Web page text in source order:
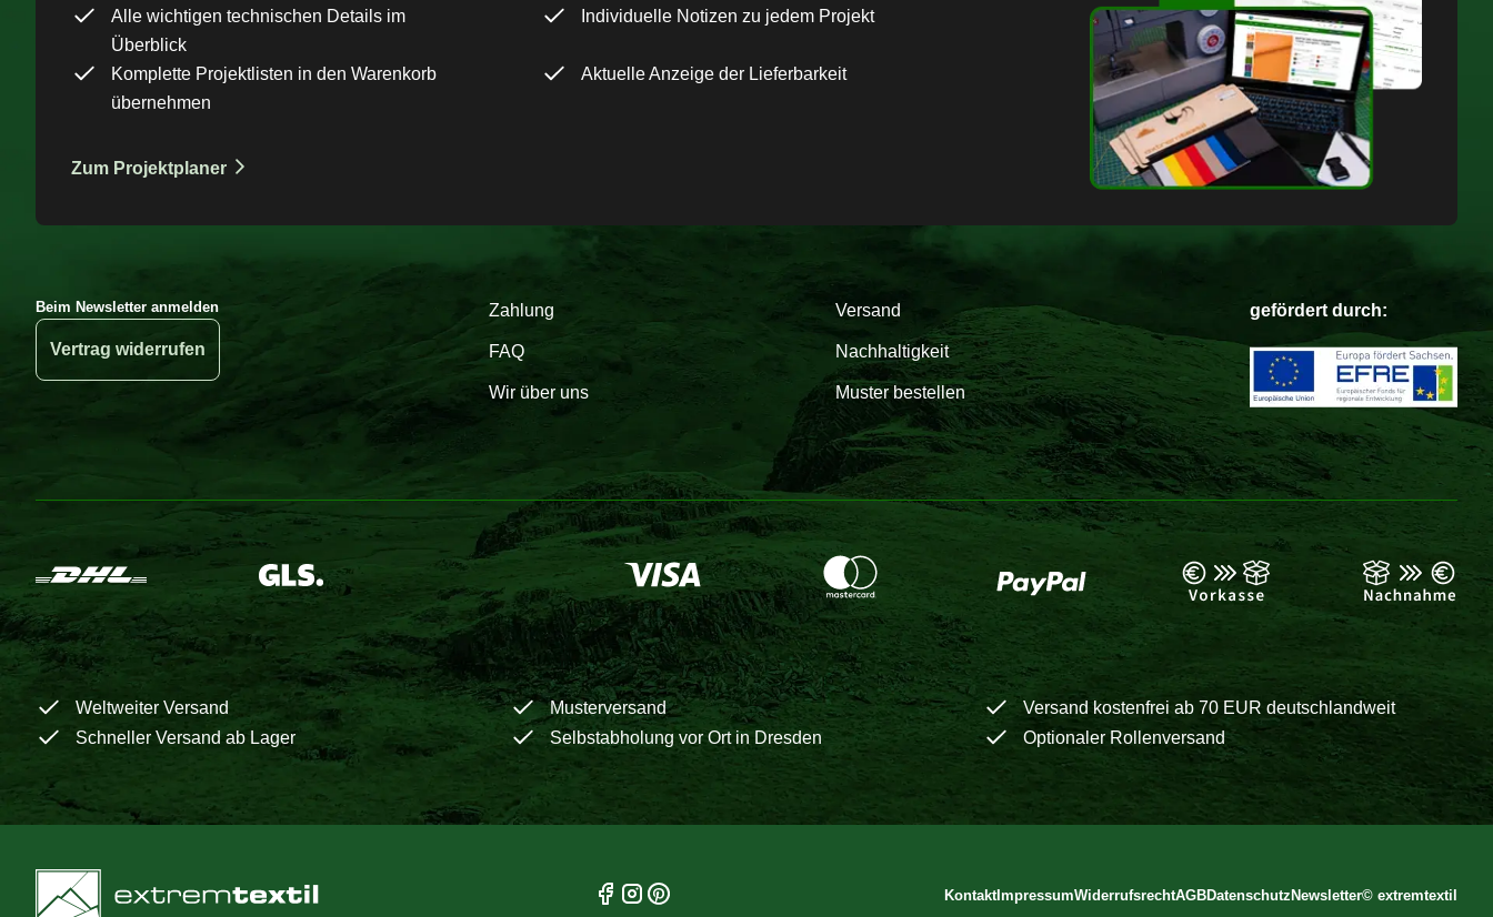
Alle wichtigen technischen Details im
Überblick
Individuelle Notizen zu jedem Projekt
Komplette Projektlisten in den Warenkorb
übernehmen
Aktuelle Anzeige der Lieferbarkeit
Zum Projektplaner
Beim Newsletter anmelden
Vertrag widerrufen
Zahlung Versand
FAQ Nachhaltigkeit
Wir über uns Muster bestellen
gefördert durch:
Weltweiter Versand Musterversand
Versand kostenfrei ab 70 EUR deutschlandweit
Schneller Versand ab Lager
Selbstabholung vor Ort in Dresden Optionaler Rollenversand
KontaktImpressumWiderrufsrechtAGBDatenschutzNewsletter© extremtextil